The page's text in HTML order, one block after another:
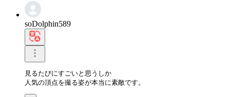
soDolphin589
見るたびにすごいと思うしか
人気の頂点を撮る姿が本当に素敵です。